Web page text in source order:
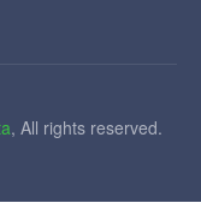
, All rights reserved.